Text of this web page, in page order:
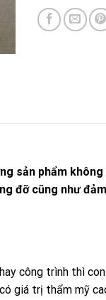
sản phẩm
cũng như
công trình thì
giá trị thẩm mỹ